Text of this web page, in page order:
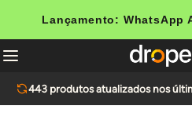
Lançamento: WhatsApp
443 produtos atualizados nos